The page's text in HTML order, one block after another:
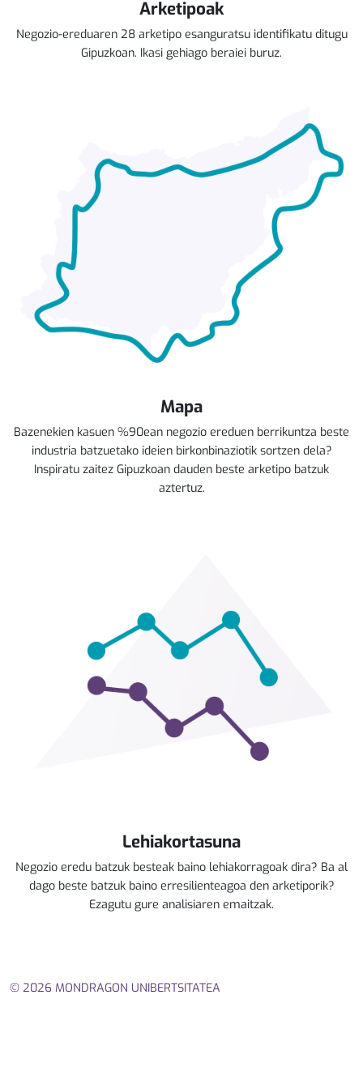
Arketipoak
Negozio-ereduaren 28 arketipo esanguratsu identifikatu ditugu
Gipuzkoan. Ikasi gehiago beraiei buruz.
Mapa
Bazenekien kasuen %90ean negozio ereduen berrikuntza beste
industria batzuetako ideien birkonbinaziotik sortzen dela?
Inspiratu zaitez Gipuzkoan dauden beste arketipo batzuk
aztertuz.
Lehiakortasuna
Negozio eredu batzuk besteak baino lehiakorragoak dira? Ba al
dago beste batzuk baino erresilienteagoa den arketiporik?
Ezagutu gure analisiaren emaitzak.
© 2026 MONDRAGON UNIBERTSITATEA